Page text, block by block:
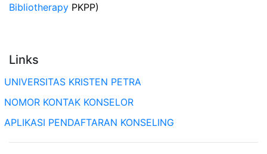
Bibliotherapy PKPP)
Links
UNIVERSITAS KRISTEN PETRA
NOMOR KONTAK KONSELOR
APLIKASI PENDAFTARAN KONSELING